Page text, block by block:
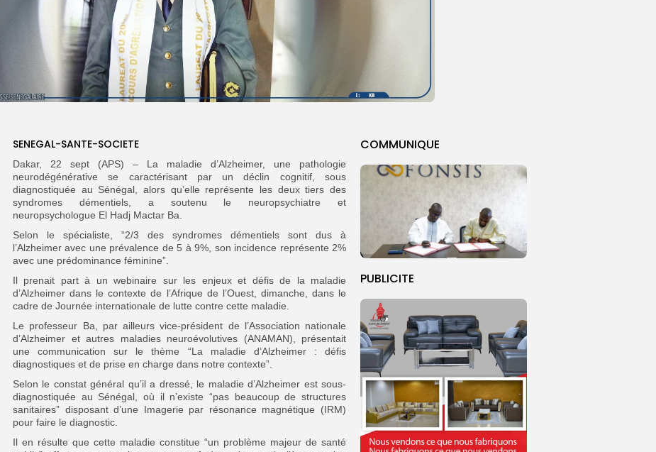
COMMUNIQUE
PUBLICITE
SENEGAL-SANTE-SOCIETE
Dakar, 22 sept (APS) – La maladie d’Alzheimer, une pathologie
neurodégénérative se caractérisant par un déclin cognitif, sous
diagnostiquée au Sénégal, alors qu’elle représente les deux tiers des
syndromes démentiels, a soutenu le neuropsychiatre et
neuropsychologue El Hadj Mactar Ba.
Selon le spécialiste, “2/3 des syndromes démentiels sont dus à
l’Alzheimer avec une prévalence de 5 à 9%, son incidence représente 2%
avec une prédominance féminine”.
Il prenait part à un webinaire sur les enjeux et défis de la maladie
d’Alzheimer dans le contexte de l’Afrique de l’Ouest, dimanche, dans le
cadre de Journée internationale de lutte contre cette maladie.
Le professeur Ba, par ailleurs vice-président de l’Association nationale
d’Alzheimer et autres maladies neuroévolutives (ANAMAN), présentait
une communication sur le thème “La maladie d’Alzheimer : défis
diagnostiques et de prise en charge dans notre contexte”.
Selon le constat général qu’il a dressé, le maladie d’Alzheimer est sous-
diagnostiquée au Sénégal, où il n’existe “pas beaucoup de structures
sanitaires” disposant d’une Imagerie par résonance magnétique (IRM)
pour faire le diagnostic.
Il en résulte que cette maladie constitue “un problème majeur de santé